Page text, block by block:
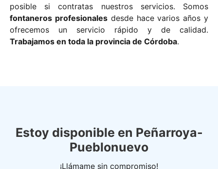
posible si contratas nuestros servicios. Somos
fontaneros profesionalesdesde hace varios años y
ofrecemos un servicio rápido y de calidad.
Trabajamos en toda la provincia de Córdoba.
Estoy disponible en Peñarroya-
Pueblonuevo
¡Llámame sin compromiso!